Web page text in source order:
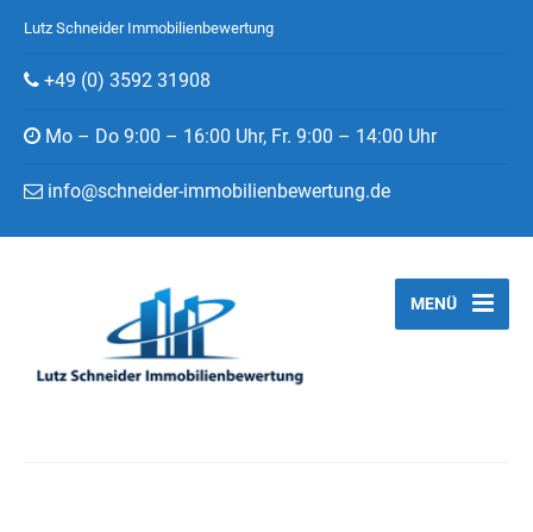
Lutz Schneider Immobilienbewertung
+49 (0) 3592 31908
Mo – Do 9:00 – 16:00 Uhr, Fr. 9:00 – 14:00 Uhr
info@schneider-immobilienbewertung.de
MENÜ